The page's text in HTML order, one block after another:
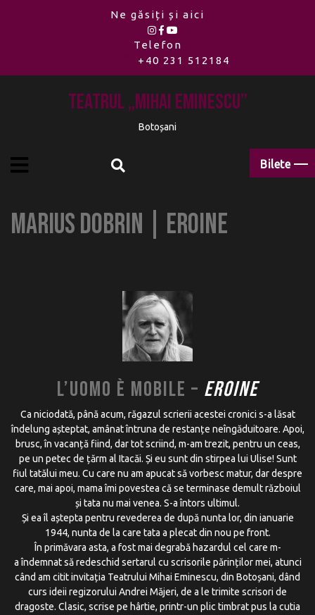
Ne găsiți și aici
Telefon
+40 231 512184
Teatrul „Mihai Eminescu”
Botoșani
Bilete
Marius Dobrin | Eroine
L’Uomo è mobile – Eroine
Ca niciodată, până acum, răgazul scrierii acestei cronici s-a lăsat
îndelung așteptat, amânat întruna de restanțe neîngăduitoare. Apoi,
brusc, în vacanță fiind, dar tot scriind, m-am trezit, pentru un ceas,
pe un petec de țărm al Itacăi. Și eu sunt din stirpea lui Ulise! Sunt
fiul tatălui meu. Cu care nu am apucat să vorbesc matur, dar despre
care, mai apoi, mama îmi povestea că se terminase demult războiul
și tata nu mai venea. S-aîntors ultimul.
Și ea îl aștepta pentru revederea de după nunta lor, din ianuarie
1944, nunta de la care tata a plecat din nou pe front.
În primăvara asta, a fost mai degrabă hazardul cel care m-
aîndemnat să redeschid sertarul cu scrisorile părinților mei, atunci
când am citit invitația Teatrului Mihai Eminescu, din Botoșani, dând
curs ideii regizorului Andrei Măjeri, de a le trimite scrisori de
dragoste. Clasic, scrise pe hârtie, printr-un plic timbrat pus la cutia